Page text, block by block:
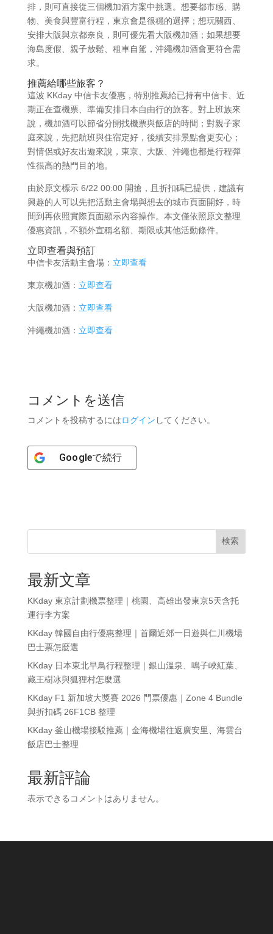
排，則可直接從三個機加酒方案中挑選。想要都市感、購
物、美食與豐富行程，東京會是很穩的選擇；想玩關西、
安排大阪與京都奈良，則可優先看大阪機加酒；如果想要
海島度假、親子放鬆、租車自駕，沖繩機加酒會更符合需
求。
推薦給哪些旅客？
這波 KKday 中信卡友優惠，特別推薦給已持有中信卡、近
期正在查機票、準備安排日本自由行的旅客。對上班族來
說，機加酒可以節省分開找機票與飯店的時間；對親子家
庭來說，先把航班與住宿定好，後續安排景點會更安心；
對情侶或好友出遊來說，東京、大阪、沖繩也都是行程彈
性很高的熱門目的地。
由於原文標示 6/22 00:00 開搶，且折扣碼已提供，建議有
興趣的人可以先把活動主會場與想去的城市頁面開好，時
間到再依照實際頁面顯示內容操作。本文僅依照原文整理
優惠資訊，不額外宣稱名額、期限或其他活動條件。
立即查看與預訂
中信卡友活動主會場： 立即查看
東京機加酒： 立即查看
大阪機加酒： 立即查看
沖繩機加酒： 立即查看
コメントを送信
コメントを投稿するにはログイン してください。
Googleで続行
検索
最新文章
KKday 東京計劃機票整理｜桃園、高雄出發東京5天含托
運行李方案
KKday 韓國自由行優惠整理｜首爾近郊一日遊與仁川機場
巴士票怎麼選
KKday 日本東北早鳥行程整理｜銀山溫泉、鳴子峽紅葉、
藏王樹冰與狐狸村怎麼選
KKday F1 新加坡大獎賽 2026 門票優惠｜Zone 4 Bundle
與折扣碼 26F1CB 整理
KKday 釜山機場接駁推薦｜金海機場往返廣安里、海雲台
飯店巴士整理
最新評論
表示できるコメントはありません。